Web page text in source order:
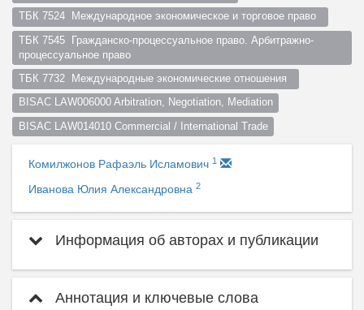
ТБК 7524  Международное экономическое и торговое право
ТБК 7545  Гражданско-процессуальное право. Арбитражно-
процессуальное право
ТБК 7732  Международные экономические отношения
BISAC LAW006000 Arbitration, Negotiation, Mediation
BISAC LAW014010 Commercial / International Trade
Комилжонов Рафаэль Исламович 1
Иванова Юлия Александровна 2
Информация об авторах и публикации
Аннотация и ключевые слова